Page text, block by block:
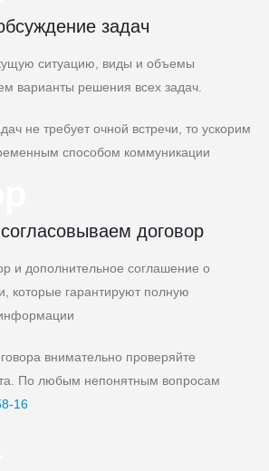
задач
ситуацию, виды и объемы
варианты решения всех задач.
не требует очной встречи, то ускорим
способом коммуникации
договор
и дополнительное соглашение о
которые гарантируют полную
внимательно проверяйте
По любым непонятным вопросам